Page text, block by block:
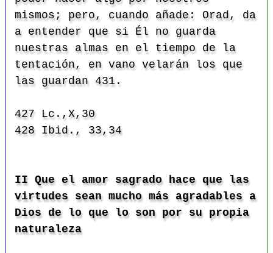
mismos; pero, cuando añade: Orad, da
a entender que si Él no guarda
nuestras almas en el tiempo de la
tentación, en vano velarán los que
las guardan 431.
427 Lc.,X,30
428 Ibid., 33,34
II Que el amor sagrado hace que las
virtudes sean mucho más agradables a
Dios de lo que lo son por su propia
naturaleza